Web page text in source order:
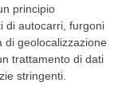
principio
di autocarri, furgoni
di geolocalizzazione
trattamento di dati
stringenti.